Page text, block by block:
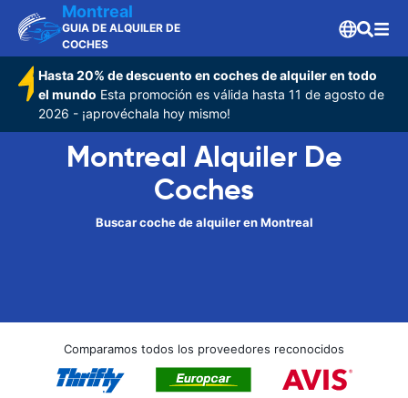
Montreal
GUIA DE ALQUILER DE
COCHES
Hasta 20% de descuento en coches de alquiler en todo
el mundo Esta promoción es válida hasta 11 de agosto de
2026 - ¡aprovéchala hoy mismo!
Montreal Alquiler De
Coches
Buscar coche de alquiler en Montreal
Comparamos todos los proveedores reconocidos